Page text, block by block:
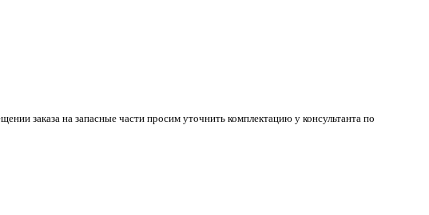
заказа на запасные части просим уточнить комплектацию у консультанта по